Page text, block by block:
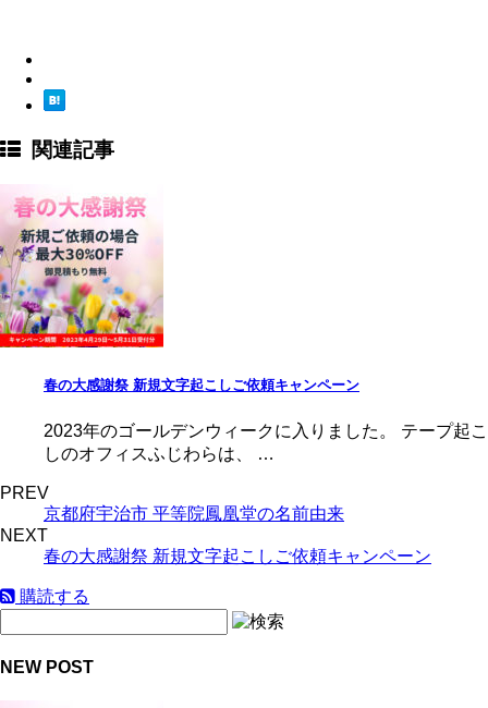
関連記事
春の大感謝祭 新規文字起こしご依頼キャンペーン
2023年のゴールデンウィークに入りました。 テープ起こ
しのオフィスふじわらは、 …
PREV
京都府宇治市 平等院鳳凰堂の名前由来
NEXT
春の大感謝祭 新規文字起こしご依頼キャンペーン
購読する
NEW POST